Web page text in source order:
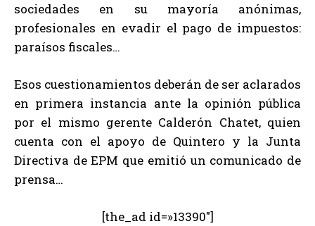
sociedades en su mayoría anónimas,
profesionales en evadir el pago de impuestos:
paraísos fiscales…
Esos cuestionamientos deberán de ser aclarados
en primera instancia ante la opinión pública
por el mismo gerente Calderón Chatet, quien
cuenta con el apoyo de Quintero y la Junta
Directiva de EPM que emitió un comunicado de
prensa…
[the_ad id=»13390″]